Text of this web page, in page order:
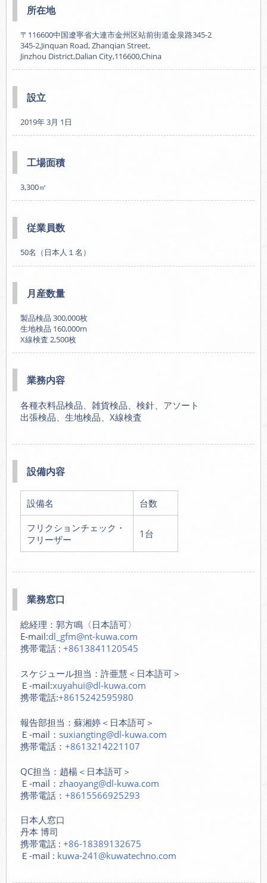
所在地
〒116600中国遼寧省大連市金州区站前街道金泉路345-2
345-2,Jinquan Road, Zhanqian Street,
Jinzhou District,Dalian City,116600,China
設立
2019年 3月 1日
工場面積
3,300㎡
従業員数
50名（日本人１名）
月産数量
製品検品 300,000枚
生地検品 160,000m
X線検査 2,500枚
業務内容
各種衣料品検品、雑貨検品、検針、アソート
出張検品、生地検品、X線検査
設備内容
設備名 台数
フリクションチェック・
フリーザー
1台
業務窓口
総経理：郭方鳴〈日本語可〉
E-mail:dl_gfm@nt-kuwa.com
携帯電話 :+8613841120545
スケジュール担当：許亜慧＜日本語可＞
Ｅ-mail:xuyahui@dl-kuwa.com
携帯電話:+8615242595980
報告部担当：蘇湘婷＜日本語可＞
Ｅ-mail： suxiangting@dl-kuwa.com
携帯電話：+8613214221107
QC担当：趙楊＜日本語可＞
Ｅ-mail： zhaoyang@dl-kuwa.com
携帯電話：+8615566925293
日本人窓口
丹本 博司
携帯電話 :+86-18389132675
Ｅ-mail : kuwa-241@kuwatechno.com